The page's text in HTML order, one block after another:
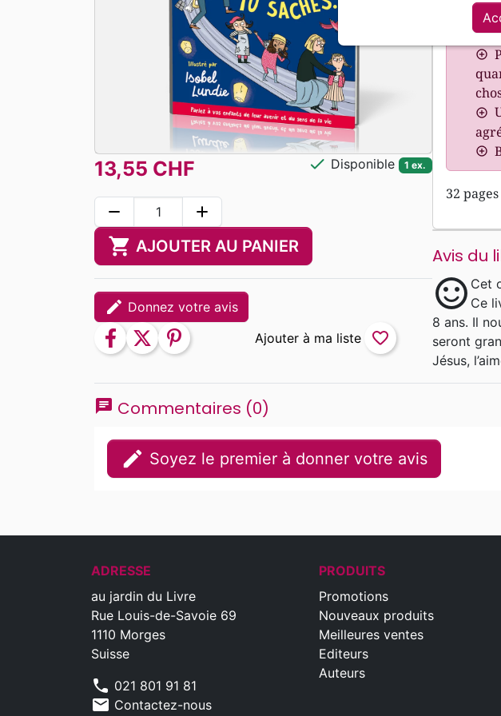
32 pages
Avis du
sentiment_satisfied Cet
Ce
8 ans. Il
seront
Jésus,
13,55 CHF check Disponible 1 ex.
remove add
shopping_cart AJOUTER AU PANIER
edit Donnez votre avis
facebook twitter pinterest favorite_border
chat Commentaires (0)
edit Soyez le premier à donner votre avis
ADRESSE
au jardin du Livre
Rue Louis-de-Savoie 69
1110 Morges
Suisse
phone 021 801 91 81
mail Contactez-nous
PRODUITS
Promotions
Nouveaux produits
Meilleures ventes
Editeurs
Auteurs